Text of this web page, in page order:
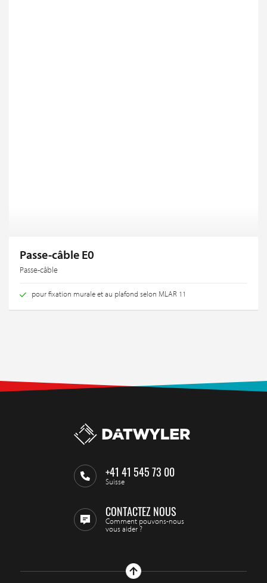
Passe-câble E0
Passe-câble
pour fixation murale et au plafond selon MLAR 11
+41 41 545 73 00
Suisse
CONTACTEZ NOUS
Comment pouvons-nous
vous aider ?